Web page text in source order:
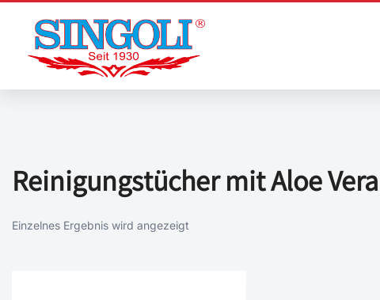
springen
Reinigungstücher mit Aloe Vera
Einzelnes Ergebnis wird angezeigt